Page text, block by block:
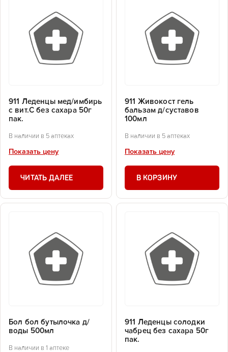
911 Леденцы мед/имбирь
с вит.С без сахара 50г
пак.
В наличии в 5 аптеках
Показать цену
ЧИТАТЬ ДАЛЕЕ
911 Живокост гель
бальзам д/суставов
100мл
В наличии в 5 аптеках
Показать цену
В КОРЗИНУ
Бол бол бутылочка д/
воды 500мл
В наличии в 1 аптеке
911 Леденцы солодки
чабрец без сахара 50г
пак.